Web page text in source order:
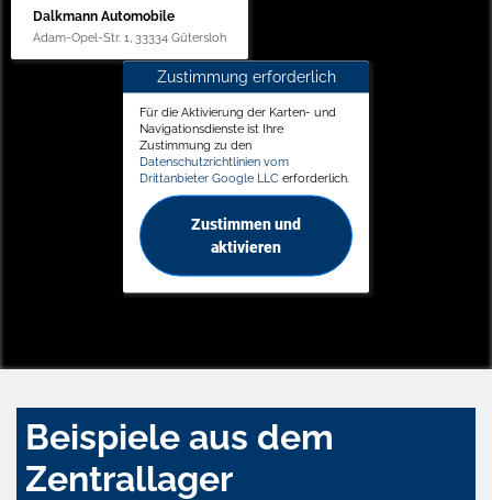
Dalkmann Automobile
Adam-Opel-Str. 1, 33334 Gütersloh
Zustimmung erforderlich
Für die Aktivierung der Karten- und
Navigationsdienste ist Ihre
Zustimmung zu den
Datenschutzrichtlinien vom
Drittanbieter Google LLC erforderlich.
Zustimmen und
aktivieren
Beispiele aus dem
Zentrallager